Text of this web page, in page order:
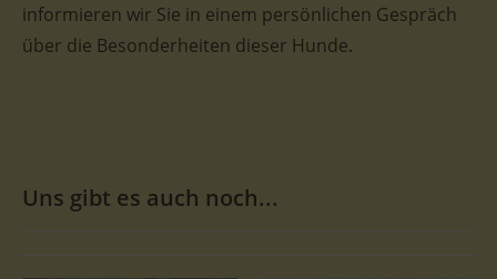
informieren wir Sie in einem persönlichen Gespräch
über die Besonderheiten dieser Hunde.
Uns gibt es auch noch...